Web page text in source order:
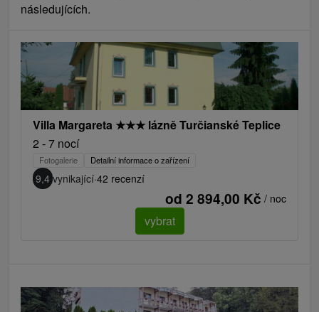
následujících.
Villa Margareta ★★★ lázně Turčianské Teplice
2 - 7 nocí
Fotogalerie Detailní informace o zařízení
9,4 vynikající·42 recenzí
od 2 894,00 Kč / noc
vybrat